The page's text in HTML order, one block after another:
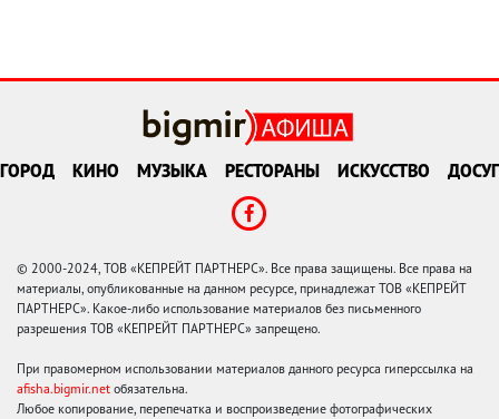
ГОРОД КИНО МУЗЫКА РЕСТОРАНЫ ИСКУССТВО ДОСУГ
© 2000-2024, ТОВ «КЕПРЕЙТ ПАРТНЕРС». Все права защищены. Все права на
материалы, опубликованные на данном ресурсе, принадлежат ТОВ «КЕПРЕЙТ
ПАРТНЕРС». Какое-либо использование материалов без письменного
разрешения ТОВ «КЕПРЕЙТ ПАРТНЕРС» запрещено.
При правомерном использовании материалов данного ресурса гиперссылка на
afisha.bigmir.net обязательна.
Любое копирование, перепечатка и воспроизведение фотографических